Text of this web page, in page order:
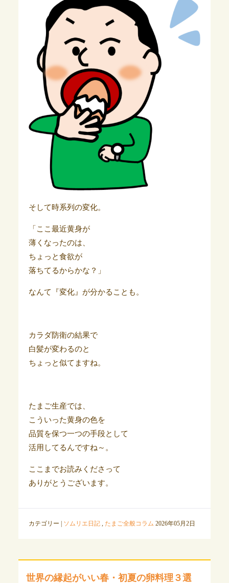
そして時系列の変化。
「ここ最近黄身が
薄くなったのは、
ちょっと食欲が
落ちてるからかな？」
なんて『変化』が分かることも。
カラダ防衛の結果で
白髪が変わるのと
ちょっと似てますね。
たまご生産では、
こういった黄身の色を
品質を保つ一つの手段として
活用してるんですね～。
ここまでお読みくださって
ありがとうございます。
カテゴリー | ソムリエ日記, たまご全般コラム 2026年05月2日
世界の縁起がいい春・初夏の卵料理３選